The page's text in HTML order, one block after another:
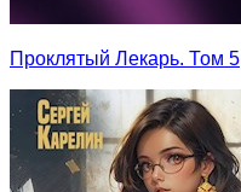
Проклятый Лекарь. Том 5